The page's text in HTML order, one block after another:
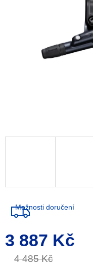
M
4 485 Kč
3 887 Kč
Měrná
cena:
Možnosti doručení